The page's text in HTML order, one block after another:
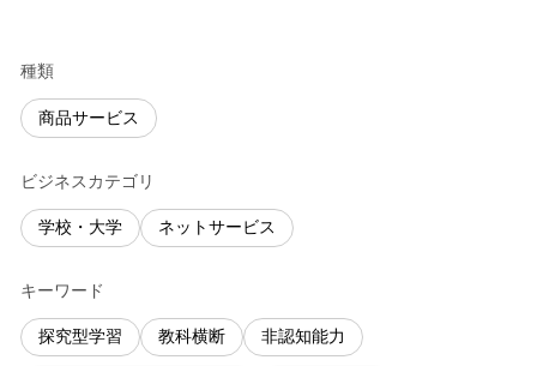
種類
商品サービス
ビジネスカテゴリ
学校・大学 ネットサービス
キーワード
探究型学習 教科横断 非認知能力